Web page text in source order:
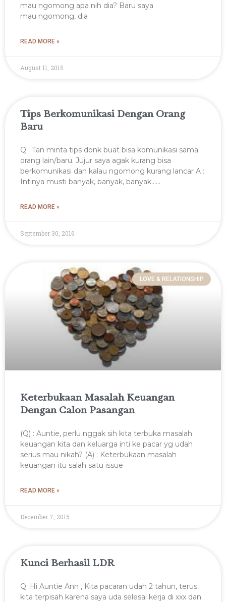
mau ngomong apa nih dia? Baru saya
mau ngomong, dia
READ MORE »
August 11, 2015
Tips Berkomunikasi Dengan Orang
Baru
Q : Tan minta tips donk buat bisa komunikasi sama
orang lain/baru. Jujur saya agak kurang bisa
berkomunikasi dan kalau ngomong kurang lancar A :
Intinya musti banyak, banyak, banyak……
READ MORE »
September 30, 2016
LOVE & RELATIONSHIP
Keterbukaan Masalah Keuangan
Dengan Calon Pasangan
(Q) : Auntie, perlu nggak sih kita terbuka masalah
keuangan kita dan keluarga inti ke pacar yg udah
serius mau nikah? (A) : Keterbukaan masalah
keuangan itu salah satu issue
READ MORE »
December 7, 2015
Kunci Berhasil LDR
Q: Hi Auntie Ann , Kita pacaran udah 2 tahun, terus
kita terpisah karena saya uda selesai kerja di xxx dan